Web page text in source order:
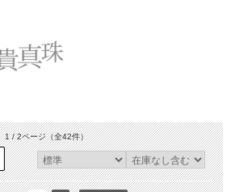
1 / 2ページ（全42件）